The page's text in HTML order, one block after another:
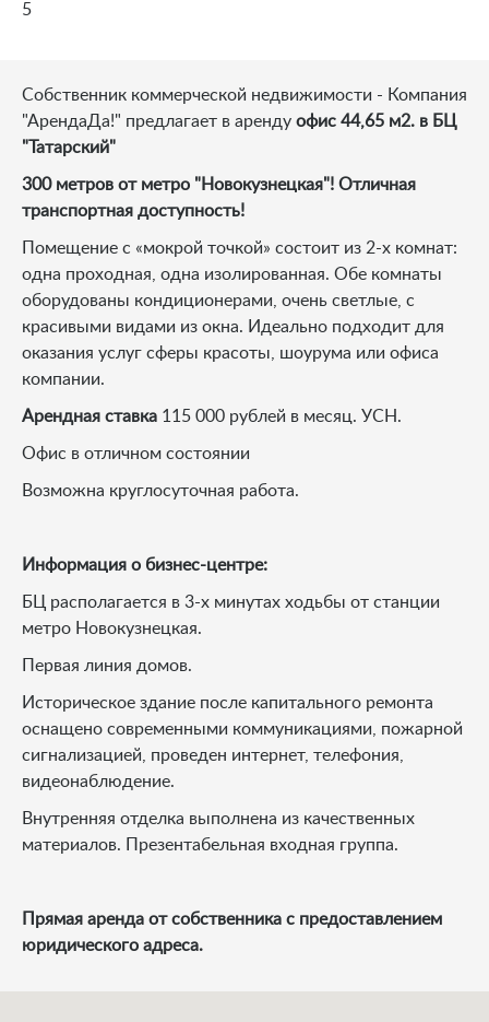
5
Собственник коммерческой недвижимости - Компания
"АрендаДа!" предлагает в аренду офис 44,65 м2. в БЦ
"Татарский"
300 метров от метро "Новокузнецкая"! Отличная
транспортная доступность!
Помещение с «мокрой точкой» состоит из 2-х комнат:
одна проходная, одна изолированная. Обе комнаты
оборудованы кондиционерами, очень светлые, с
красивыми видами из окна. Идеально подходит для
оказания услуг сферы красоты, шоурума или офиса
компании.
Арендная ставка 115 000 рублей в месяц. УСН.
Офис в отличном состоянии
Возможна круглосуточная работа.
Информация о бизнес-центре:
БЦ располагается в 3-х минутах ходьбы от станции
метро Новокузнецкая.
Первая линия домов.
Историческое здание после капитального ремонта
оснащено современными коммуникациями, пожарной
сигнализацией, проведен интернет, телефония,
видеонаблюдение.
Внутренняя отделка выполнена из качественных
материалов. Презентабельная входная группа.
Прямая аренда от собственника с предоставлением
юридического адреса.